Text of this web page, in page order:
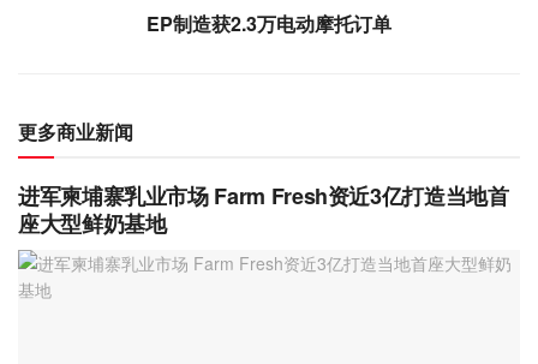
EP制造获2.3万电动摩托订单
更多商业新闻
进军柬埔寨乳业市场 Farm Fresh资近3亿打造当地首
座大型鲜奶基地